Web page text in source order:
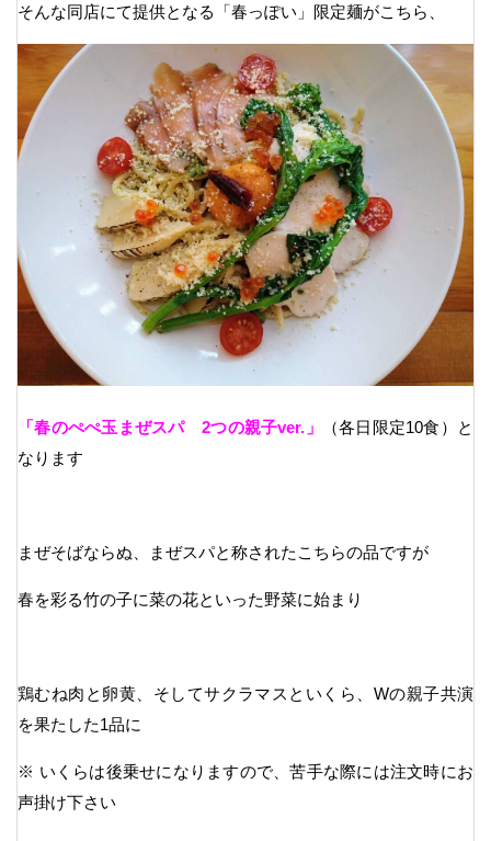
そんな同店にて提供となる「春っぽい」限定麺がこちら、
「春のぺぺ玉まぜスパ 2つの親子ver.」
（各日限定10食）と
なります
まぜそばならぬ、まぜスパと称されたこちらの品ですが
春を彩る竹の子に菜の花といった野菜に始まり
鶏むね肉と卵黄、そしてサクラマスといくら、Wの親子共演
を果たした1品に
※ いくらは後乗せになりますので、苦手な際には注文時にお
声掛け下さい